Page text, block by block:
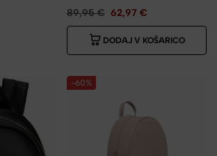
89,95€ 62,97 €
DODAJ V KOŠARICO
-60%